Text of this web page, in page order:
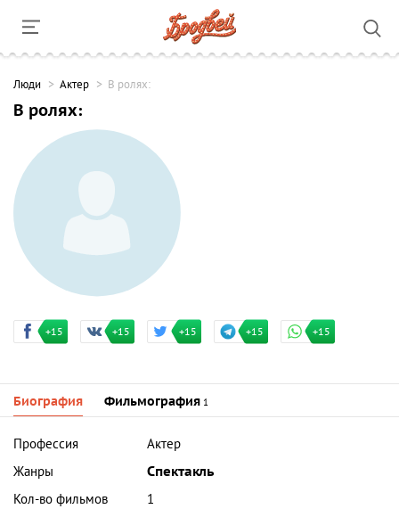
Люди Актер В ролях:
В ролях:
+15 +15 +15 +15 +15
Биография Фильмография 1
Профессия
Актер
Жанры
Спектакль
Кол-во фильмов
1